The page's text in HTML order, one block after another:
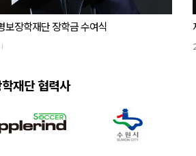
보장학재단 장학금 수여식
재단 협력사